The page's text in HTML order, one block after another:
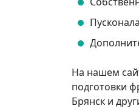
На нашем
подготовки
Брянск и